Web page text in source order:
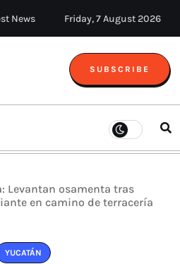
News Friday, 7 August 2026
SUBSCRIBE
Levantan osamenta tras
en camino de terracería
YUCATÁN